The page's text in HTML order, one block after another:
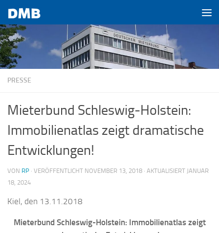
Zum Inhalt springen
PRESSE
Mieterbund Schleswig-Holstein:
Immobilienatlas zeigt dramatische
Entwicklungen!
VON RP · VERÖFFENTLICHT NOVEMBER 13, 2018 · AKTUALISIERT JANUAR
18, 2024
Kiel, den 13.11.2018
Mieterbund Schleswig-Holstein: Immobilienatlas zeigt